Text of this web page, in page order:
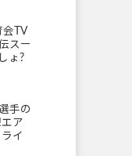
会TV
スー
ょ?
手の
ア
イ